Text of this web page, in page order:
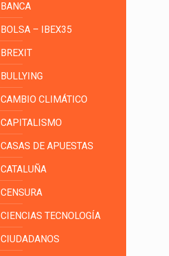
BANCA
BOLSA – IBEX35
BREXIT
BULLYING
CAMBIO CLIMÁTICO
CAPITALISMO
CASAS DE APUESTAS
CATALUÑA
CENSURA
CIENCIAS TECNOLOGÍA
CIUDADANOS